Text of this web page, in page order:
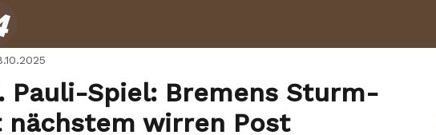
Pauli-Spiel: Bremens Sturm-
nächstem wirren Post